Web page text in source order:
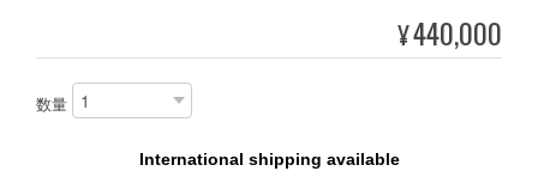
¥440,000
数量
International shipping available